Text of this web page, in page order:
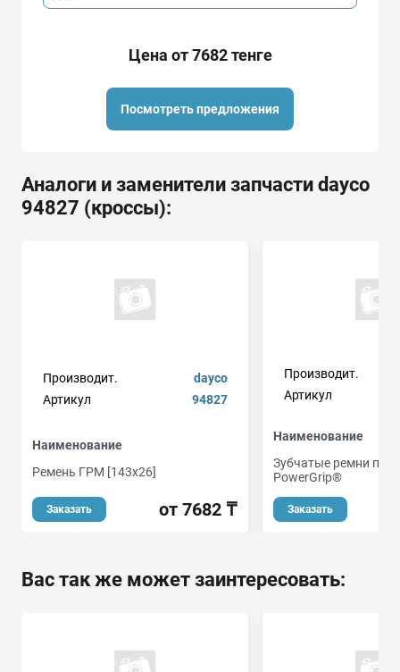
Цена от 7682 тенге
Посмотреть предложения
Аналоги и заменители запчасти dayco
94827 (кроссы):
Производит.
dayco
Артикул
94827
Наименование
Ремень ГРМ [143x26]
Заказать от 7682 ₸
Производит.
Артикул
Наименование
Зубчатые ремни
PowerGrip®
Заказать
Вас так же может заинтересовать: